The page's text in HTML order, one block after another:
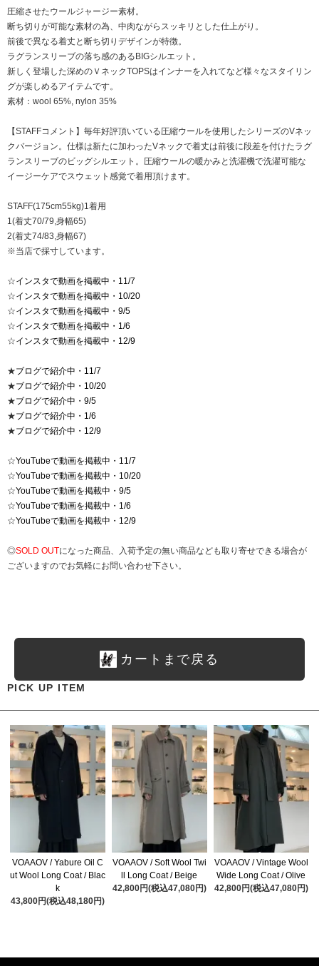
圧縮させたウールジャージー素材。
断ち切りが可能な素材の為、中肉ながらスッキリとした仕上がり。
前後で異なる着丈と断ち切りデザインが特徴。
ラグランスリーブの落ち感のあるBIGシルエット。
新しく登場した深めのＶネックTOPSはインナーを入れてなど様々なスタイリン
グが楽しめるアイテムです。
素材：wool 65%, nylon 35%
【STAFFコメント】毎年好評頂いている圧縮ウールを使用したシリーズのVネッ
クバージョン。仕様は新たに加わったVネックで着丈は前後に段差を付けたラグ
ランスリーブのビッグシルエット。圧縮ウールの暖かみと洗濯機で洗濯可能な
イージーケアでスウェット感覚で着用頂けます。
STAFF(175cm55kg)1着用
1(着丈70/79,身幅65)
2(着丈74/83,身幅67)
※当店で採寸しています。
☆インスタで動画を掲載中・11/7
☆インスタで動画を掲載中・10/20
☆インスタで動画を掲載中・9/5
☆インスタで動画を掲載中・1/6
☆インスタで動画を掲載中・12/9
★ブログで紹介中・11/7
★ブログで紹介中・10/20
★ブログで紹介中・9/5
★ブログで紹介中・1/6
★ブログで紹介中・12/9
☆YouTubeで動画を掲載中・11/7
☆YouTubeで動画を掲載中・10/20
☆YouTubeで動画を掲載中・9/5
☆YouTubeで動画を掲載中・1/6
☆YouTubeで動画を掲載中・12/9
◎SOLD OUTになった商品、入荷予定の無い商品なども取り寄せできる場合が
ございますのでお気軽にお問い合わせ下さい。
カートまで戻る
PICK UP ITEM
VOAAOV / Yabure Oil C
ut Wool Long Coat / Blac
k
43,800円(税込48,180円)
VOAAOV / Soft Wool Twi
ll Long Coat / Beige
42,800円(税込47,080円)
VOAAOV / Vintage Wool
Wide Long Coat / Olive
42,800円(税込47,080円)